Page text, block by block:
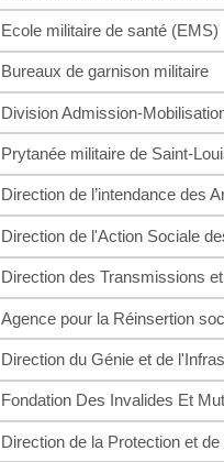
Ecole militaire de santé (EMS)
Bureaux de garnison militaire
Division Admission-
Prytanée militaire de Saint-
Direction de l’intendance des
Direction de l'Action Sociale
Direction des Transmissions
Agence pour la Réinsertion
Direction du Génie et de
Fondation Des Invalides Et
Direction de la Protection et